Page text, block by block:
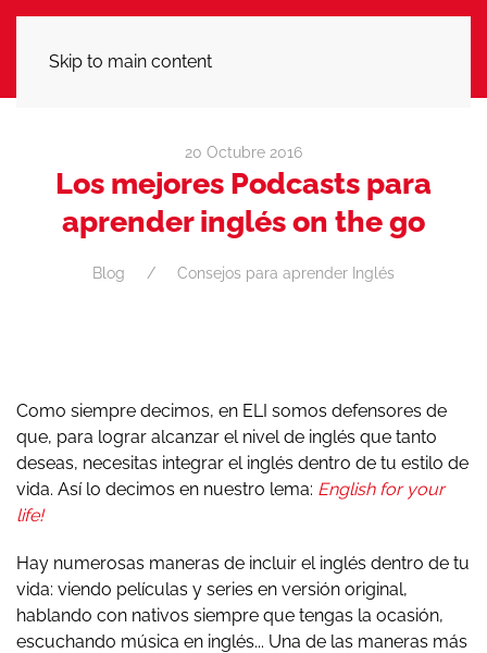
Skip to main content
20 Octubre 2016
Los mejores Podcasts para
aprender inglés on the go
Blog Consejos para aprender Inglés
Como siempre decimos, en ELI somos defensores de
que, para lograr alcanzar el nivel de inglés que tanto
deseas, necesitas integrar el inglés dentro de tu estilo de
vida. Así lo decimos en nuestro lema: English for your
life!
Hay numerosas maneras de incluir el inglés dentro de tu
vida: viendo películas y series en versión original,
hablando con nativos siempre que tengas la ocasión,
escuchando música en inglés... Una de las maneras más